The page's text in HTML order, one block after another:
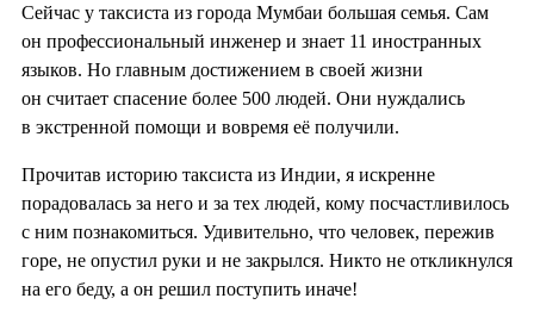
Сейчас у таксиста из города Мумбаи большая семья. Сам
он профессиональный инженер и знает 11 иностранных
языков. Но главным достижением в своей жизни
он считает спасение более 500 людей. Они нуждались
в экстренной помощи и вовремя её получили.
Прочитав историю таксиста из Индии, я искренне
порадовалась за него и за тех людей, кому посчастливилось
с ним познакомиться. Удивительно, что человек, пережив
горе, не опустил руки и не закрылся. Никто не откликнулся
на его беду, а он решил поступить иначе!